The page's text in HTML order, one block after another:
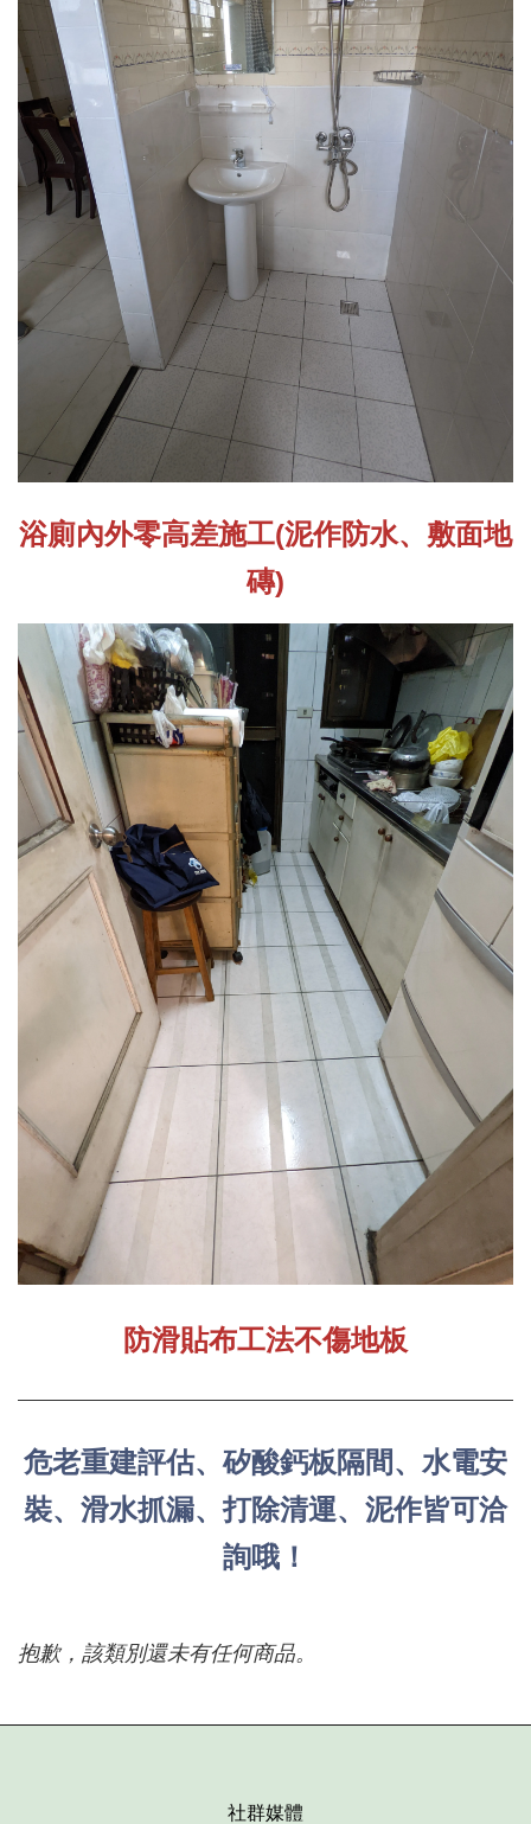
浴廁內外零高差施工(泥作防水、敷面地
磚)
防滑貼布工法不傷地板
危老重建評估、矽酸鈣板隔間、水電安
裝、滑水抓漏、打除清運、泥作皆可洽
詢哦！
抱歉，該類別還未有任何商品。
社群媒體